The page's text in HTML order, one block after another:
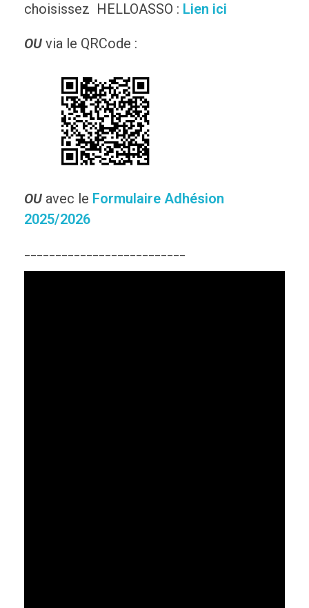
choisissez HELLOASSO : Lien ici
OU via le QRCode :
OU avec le Formulaire Adhésion
2025/2026